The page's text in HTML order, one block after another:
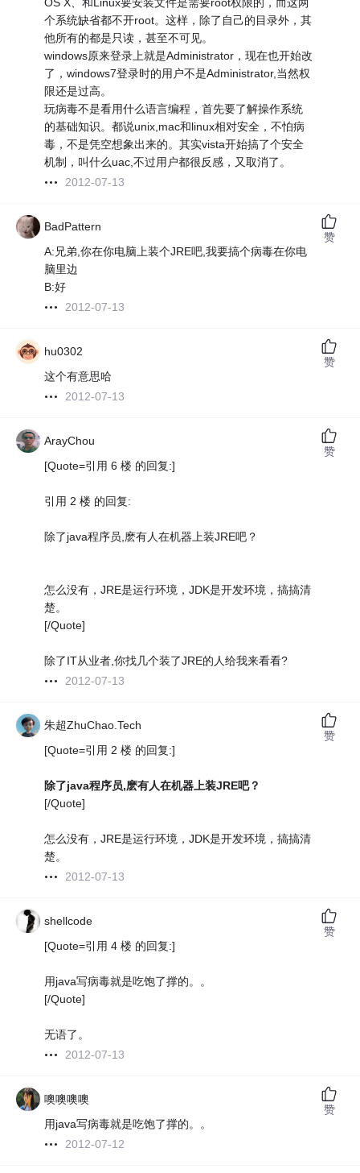
OS X、和Linux要安装文件是需要root权限的，而这两
个系统缺省都不开root。这样，除了自己的目录外，其
他所有的都是只读，甚至不可见。
windows原来登录上就是Administrator，现在也开始改
了，windows7登录时的用户不是Administrator,当然权
限还是过高。
玩病毒不是看用什么语言编程，首先要了解操作系统
的基础知识。都说unix,mac和linux相对安全，不怕病
毒，不是凭空想象出来的。其实vista开始搞了个安全
机制，叫什么uac,不过用户都很反感，又取消了。
2012-07-13
BadPattern
A:兄弟,你在你电脑上装个JRE吧,我要搞个病毒在你电
脑里边
B:好
2012-07-13
赞
hu0302
这个有意思哈
2012-07-13
赞
ArayChou
[Quote=引用 6 楼 的回复:]
引用 2 楼 的回复:
除了java程序员,麽有人在机器上装JRE吧？
怎么没有，JRE是运行环境，JDK是开发环境，搞搞清
楚。
[/Quote]
除了IT从业者,你找几个装了JRE的人给我来看看?
2012-07-13
赞
朱超ZhuChao.Tech
[Quote=引用 2 楼 的回复:]
除了java程序员,麽有人在机器上装JRE吧？
[/Quote]
怎么没有，JRE是运行环境，JDK是开发环境，搞搞清
楚。
2012-07-13
赞
shellcode
[Quote=引用 4 楼 的回复:]
用java写病毒就是吃饱了撑的。。
[/Quote]
无语了。
2012-07-13
赞
噢噢噢噢
用java写病毒就是吃饱了撑的。。
2012-07-12
赞